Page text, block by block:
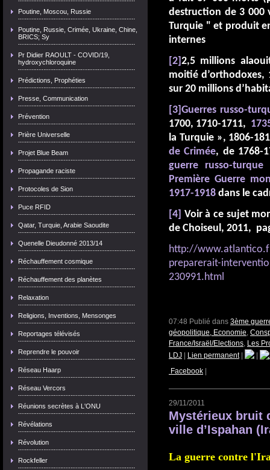
Poutine, Moscou, Russie
Poutine, Russie, Crimée, Ukraine, Chine,
BRICS; Sy
Pr Didier RAOULT - COVID/19,
hydroxychloroquine
Prédictions, Prophéties
Presse, Communication
Prévention
Prière Universelle
Projet Blue Beam
Propagande raciste
Protocoles de Sion
Puce RFID
Qatar, Turquie, Arabie Saoudite
Quenelle Dieudonné 2013/14
Réchauffement cosmique
Réchauffement des planètes
Relaxation
Religions, Inventions, Mensonges
Reportages télévisés
Reprendre le pouvoir
Réseau Haarp
Réseau Vercors
Réunions secrètes à L'ONU
Révélations
Révolution
Rockfeller
destruction de 3 000
Turquie " et produit
internes
[2]2,5 millions
moitié d’orthodoxes,
sur 20 millions
[3]Guerres russo-
1700, 1710-1711,
la Turquie », 1806-
de Crimée, de 1768-
guerre russo-turque
Première Guerre
1917-1918 dans le
[4] Voir à ce sujet
de Choiseul, 2011,
http://
preparerait-
230991.html
07:48 Publié dans 3ème
géopolitique, Economie,
France/Israël/Elections, Les
LDJ
Lien permanent|
Facebook
29/11/2011
Mystérieux bruit
La guerre contre